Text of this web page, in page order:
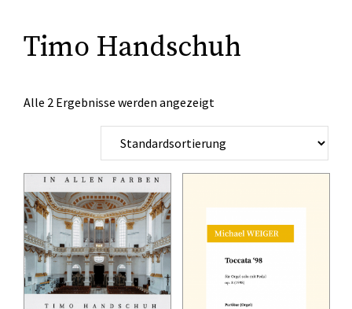
Oper
Orchesterwerke
Tonträger (Audio-Video)
Literatur
Timo Handschuh
Alle 2 Ergebnisse werden angezeigt